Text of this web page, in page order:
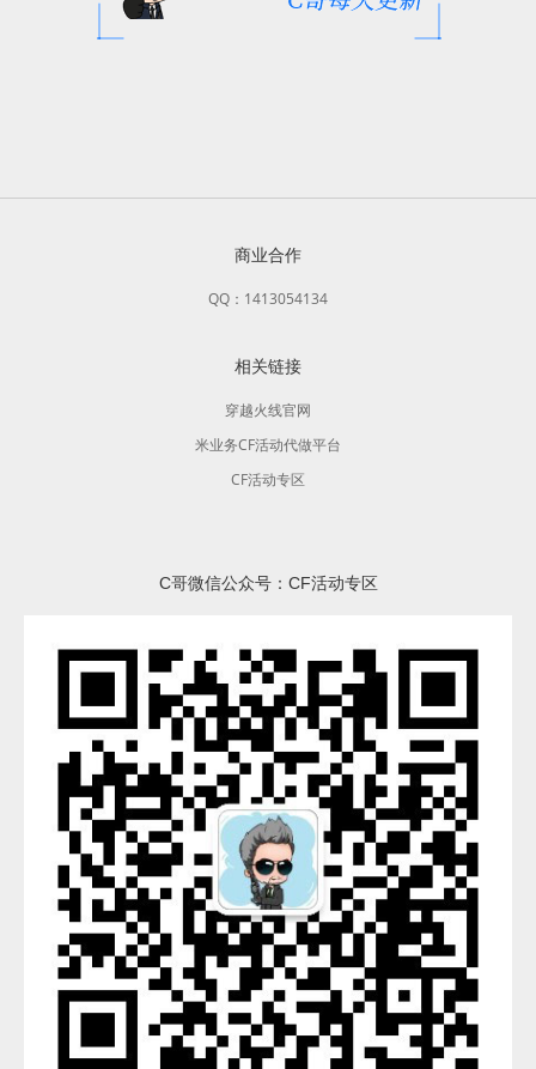
商业合作
QQ：1413054134
相关链接
穿越火线官网
米业务CF活动代做平台
CF活动专区
C哥微信公众号：CF活动专区